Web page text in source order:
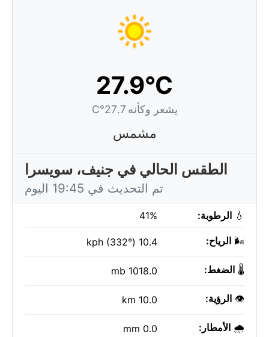
27.9°C
يشعر وكأنه 27.7°C
مشمس
الطقس الحالي في جنيف، سويسرا
تم التحديث في 19:45 اليوم
💧 الرطوبة: 41%
🌬️ الرياح: 10.4 kph (332°)
🌡️ الضغط: 1018.0 mb
👁️ الرؤية: 10.0 km
🌧️ الأمطار: 0.0 mm